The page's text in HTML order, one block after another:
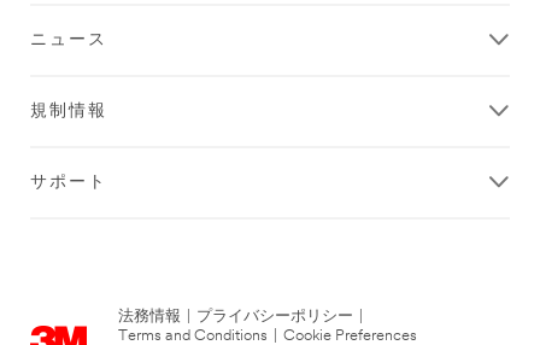
ニュース
規制情報
サポート
法務情報 プライバシーポリシー
Terms and Conditions
Cookie Preferences